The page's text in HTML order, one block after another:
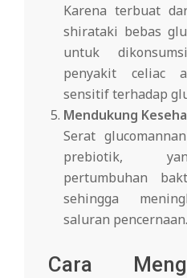
Karena terbuat
shirataki bebas
untuk
penyakit celiac
sensitif terhadap
Mendukung
Serat
prebiotik,
pertumbuhan
sehingga
saluran pencernaan.
Cara